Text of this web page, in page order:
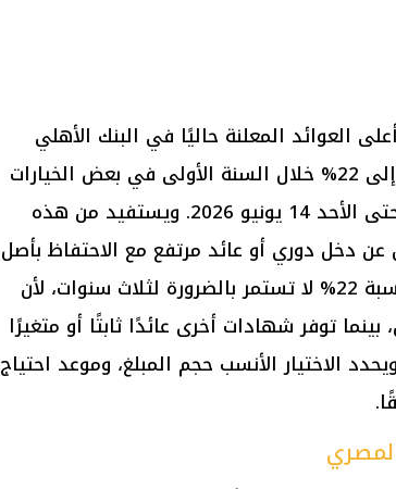
العوائد المعلنة حاليًا في البنك الأهلي
المصري وبنك مصر، إذ يصل العائد إلى 22% خلال السنة الأولى في بعض الخيارات
السنوية، وفق آخر تحديثات متاحة حتى الأحد 14 يونيو 2026. ويستفيد من هذه
عن دخل دوري أو عائد مرتفع مع الاحتفاظ بأصل
المبلغ طوال مدة الشهادة. لكن نسبة 22% لا تستمر بالضرورة لثلاث سنوات، لأن
توفر شهادات أخرى عائدًا ثابتًا أو متغيرًا
الاختيار الأنسب حجم المبلغ، وموعد احتياج